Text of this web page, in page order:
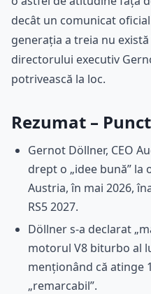
decât un comunicat
generația a treia nu
directorului executiv
potrivească la loc.
Rezumat –
Gernot Döllner, CEO
drept o „idee bună”
Austria, în mai 2026,
RS5 2027.
Döllner s-a declarat
motorul V8 biturbo al
menționând că atinge
„remarcabil”.